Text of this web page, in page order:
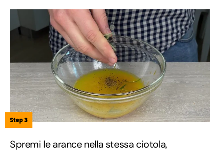
Step 3
Spremi le arance nella stessa ciotola,